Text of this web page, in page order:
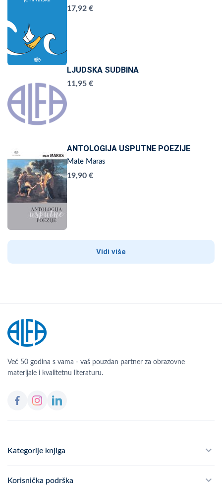
17,92 €
LJUDSKA SUDBINA
11,95 €
ANTOLOGIJA USPUTNE POEZIJE
Mate Maras
19,90 €
Vidi više
Već 50 godina s vama - vaš pouzdan partner za obrazovne
materijale i kvalitetnu literaturu.
Kategorije knjiga
Školski program
Korisnička podrška